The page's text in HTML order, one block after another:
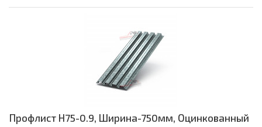
Профлист Н75-0.9, Ширина-750мм, Оцинкованный